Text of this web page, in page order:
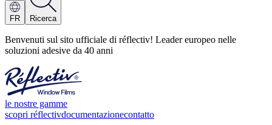
FR Ricerca
Benvenuti sul sito ufficiale di réflectiv! Leader europeo nelle
soluzioni adesive da 40 anni
le nostre gamme
scopri réflectivdocumentazionecontatto